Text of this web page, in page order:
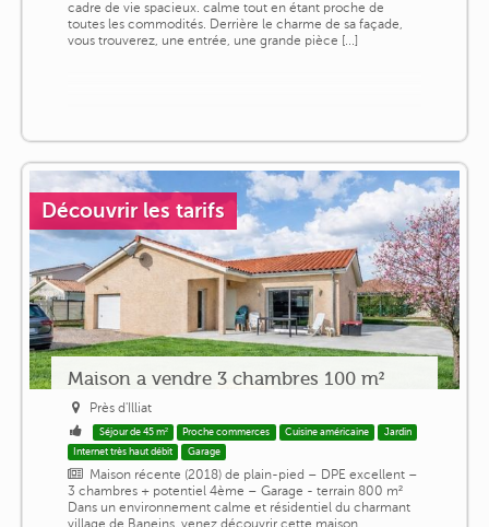
cadre de vie spacieux. calme tout en étant proche de
toutes les commodités. Derrière le charme de sa façade,
vous trouverez, une entrée, une grande pièce [...]
Découvrir les tarifs
Maison a vendre 3 chambres 100 m²
Près d'Illiat
Séjour de 45 m² Proche commerces Cuisine américaine
Jardin
Internet très haut débit
Garage
Maison récente (2018) de plain-pied – DPE excellent –
3 chambres + potentiel 4ème – Garage - terrain 800 m²
Dans un environnement calme et résidentiel du charmant